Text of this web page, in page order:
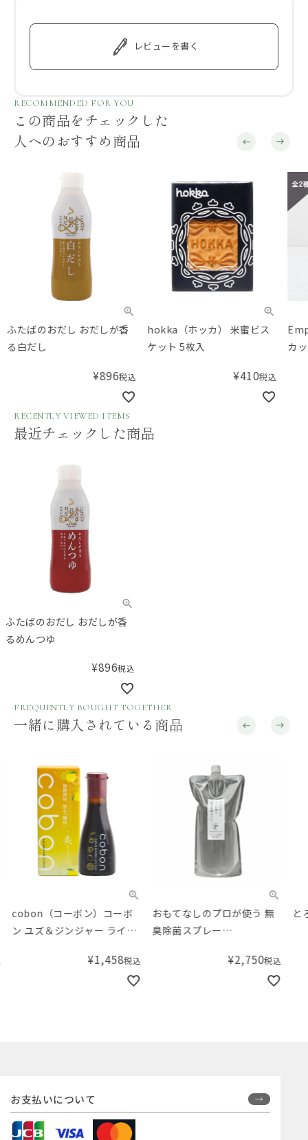
レビューを書く
RECOMMENDED FOR YOU
この商品をチェックした
人へのおすすめ商品
ふたばのおだし おだしが香
る白だし
¥896税込
hokka（ホッカ） 米蜜ビス
ケット 5枚入
¥410税込
カ
RECENTLY VIEWED ITEMS
最近チェックした商品
ふたばのおだし おだしが香
るめんつゆ
¥896税込
FREQUENTLY BOUGHT TOGETHER
一緒に購入されている商品
cobon（コーボン）コーボ
ン ユズ＆ジンジャー ライフ
¥1,458税込
おもてなしのプロが使う 無
臭除菌スプレー
¥2,750税込
と
お支払いについて